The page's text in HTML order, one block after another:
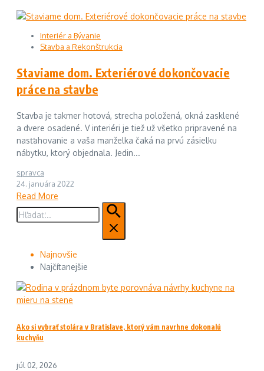
Interiér a Bývanie
Stavba a Rekonštrukcia
Staviame dom. Exteriérové dokončovacie
práce na stavbe
Stavba je takmer hotová, strecha položená, okná zasklené
a dvere osadené. V interiéri je tiež už všetko pripravené na
nasťahovanie a vaša manželka čaká na prvú zásielku
nábytku, ktorý objednala. Jedin...
spravca
24. januára 2022
Read More
Hľadať:
Najnovšie
Najčítanejšie
Ako si vybrať stolára v Bratislave, ktorý vám navrhne dokonalú
kuchyňu
júl 02, 2026